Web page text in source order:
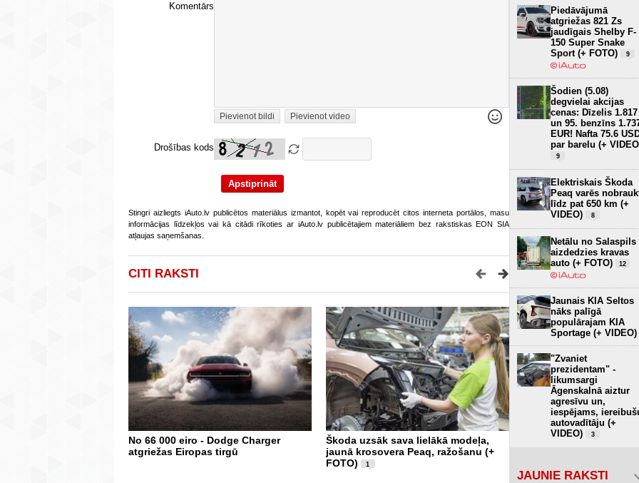
Komentārs
Pievienot bildi Pievienot video
Drošības kods
Stingri aizliegts iAuto.lv publicētos materiālus izmantot, kopēt vai reproducēt citos interneta portālos, masu
informācijas līdzekļos vai kā citādi rīkoties ar iAuto.lv publicētajiem materiāliem bez rakstiskas EON SIA
atļaujas saņemšanas.
CITI RAKSTI
No 66 000 eiro - Dodge Charger
atgriežas Eiropas tirgū
Škoda uzsāk sava lielākā modeļa,
jaunā krosovera Peaq, ražošanu (+
FOTO)
1
250 tonnas virs galvas -
Piedāvājumā
atgriežas 821 Zs
jaudīgais Shelby F-
150 Super Snake
Sport (+ FOTO)
9
Šodien (5.08)
degvielai akcijas
cenas: Dīzelis 1.817
un 95. benzīns
EUR! Nafta 75.6
par barelu (+
9
Elektriskais Škoda
Peaq varēs
līdz pat 650 km (+
VIDEO)
8
Netālu no Salaspils
aizdedzies kravas
auto (+ FOTO)
12
Jaunais KIA Seltos
nāks palīgā
populārajam KIA
Sportage (+ VIDEO)
"Zvaniet
prezidentam" -
likumsargi
Āgenskalnā aiztur
agresīvu un,
iespējams,
autovadītāju (+
VIDEO)
3
JAUNIE RAKSTI